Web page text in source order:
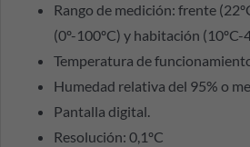
Rango de medición: frente
(0º-100ºC) y habitación (10ºC-
Temperatura de
Humedad relativa del 95% o
Pantalla digital.
Resolución: 0,1ºC